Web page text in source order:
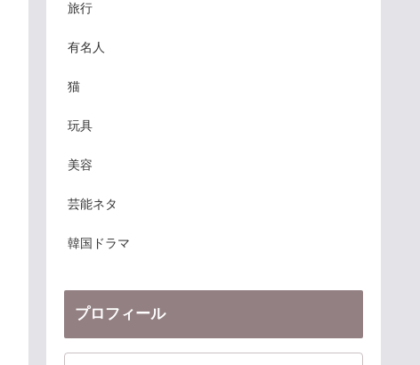
旅行
有名人
猫
玩具
美容
芸能ネタ
韓国ドラマ
プロフィール